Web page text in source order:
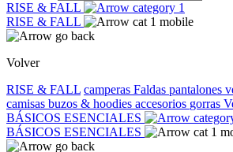
RISE & FALL
RISE & FALL
Volver
RISE & FALL camperas Faldas pantalones
camisas buzos & hoodies accesorios gorras
BÁSICOS ESENCIALES
BÁSICOS ESENCIALES